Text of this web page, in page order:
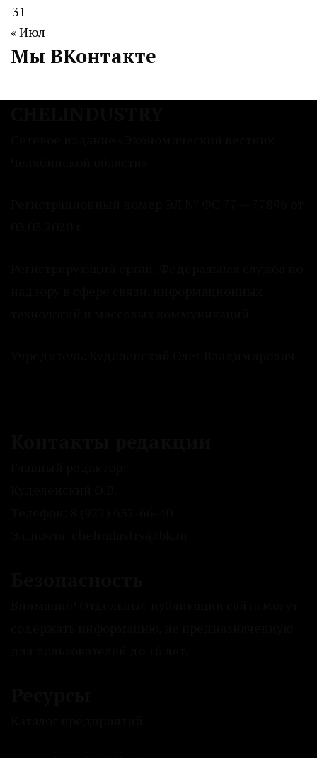
31
« Июл
Мы ВКонтакте